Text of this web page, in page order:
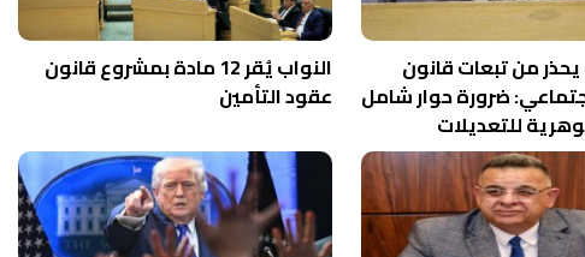
من تبعات قانون
ضرورة حوار شامل
للتعديلات
النواب يُقر 12 مادة بمشروع قانون
عقود التأمين